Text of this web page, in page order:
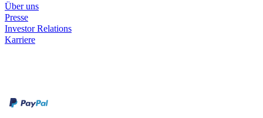
Über uns
Presse
Investor Relations
Karriere